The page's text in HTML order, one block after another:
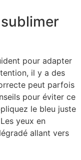
pour adapter
il y a des
peut parfois
pour éviter ce
le bleu juste
yeux en
allant vers